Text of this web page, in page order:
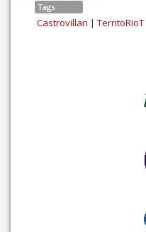
Tags
Castrovillari | TerritoRioT